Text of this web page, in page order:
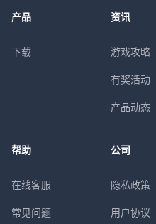
产品
下载
资讯
游戏攻略
有奖活动
产品动态
帮助
在线客服
常见问题
公司
隐私政策
用户协议